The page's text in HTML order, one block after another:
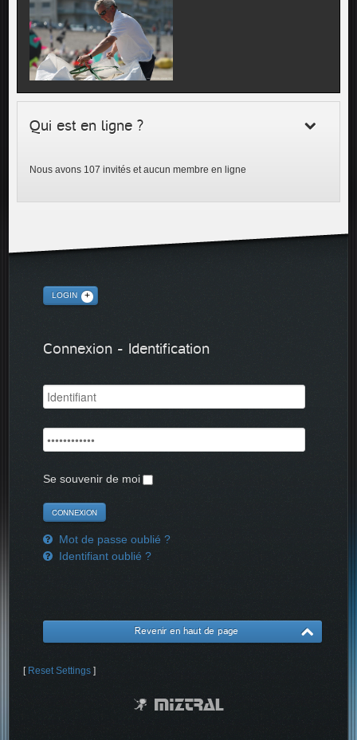
Qui est en ligne ?
Nous avons 107 invités et aucun membre en ligne
LOGIN
Connexion - Identification
Se souvenir de moi
Mot de passe oublié ?
Identifiant oublié ?
Revenir en haut de page
[ Reset Settings ]